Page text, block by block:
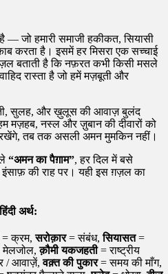
जो हमारी समाजी हकीकत, सियासी
करता है। इसमें हर मिसरा एक सच्चाई
बताती है कि नफ़रत कभी किसी मसले
रास्ता है जो हमें मज़बूती और
सुलह, और ख़ुलूस की आवाज़ बुलंद
मज़हब, नस्ल और ज़ुबान की दीवारों को
रखेंगे, तब तक असली अमन मुमकिन नहीं।
“अमन का पैग़ाम”, हर दिल में बसे
की राह पर। यही इस ग़ज़ल का
अर्थ:
= क्रम,सरोक़ार= संबंध,सियासत=
क़ौमी यकजहती= राष्ट्रीय
/ आवाज़ें,वक़्त की पुकार= समय की माँग,